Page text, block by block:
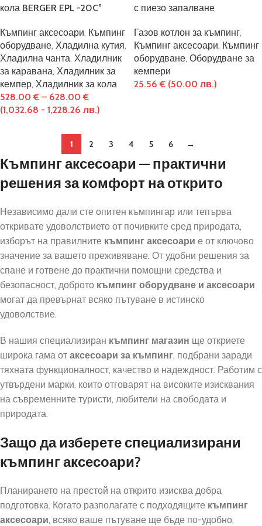
кола BERGER EPL -20C°
Къмпинг аксесоари, Къмпинг
оборудване, Хладилна кутия,
Хладилна чанта, Хладилник
за каравана, Хладилник за
кемпер, Хладилник за кола
528.00€ – 628.00€
(1,032.68 - 1,228.26 лв.)
с пиезо запалване
Газов котлон за къмпинг,
Къмпинг аксесоари, Къмпинг
оборудване, Оборудване за
кемпери
25.56€ (50.00 лв.)
1 2 3 4 5 6 →
Къмпинг аксесоари — практични
решения за комфорт на открито
Независимо дали сте опитен къмпингар или тепърва
откривате удоволствието от почивките сред природата,
изборът на правилните къмпинг аксесоари е от ключово
значение за вашето преживяване. От удобни решения за
спане и готвене до практични помощни средства и
безопасност, доброто къмпинг оборудване и аксесоари
могат да превърнат всяко пътуване в истинско
удоволствие.
В нашия специализиран къмпинг магазин ще откриете
широка гама от аксесоари за къмпинг, подбрани заради
тяхната функционалност, качество и надеждност. Работим с
утвърдени марки, които отговарят на високите изисквания
на съвременните туристи, любители на свободата и
природата.
Защо да изберете специализирани
къмпинг аксесоари?
Планирането на престой на открито изисква добра
подготовка. Когато разполагате с подходящите къмпинг
аксесоари, всяко ваше пътуване ще бъде по-удобно,